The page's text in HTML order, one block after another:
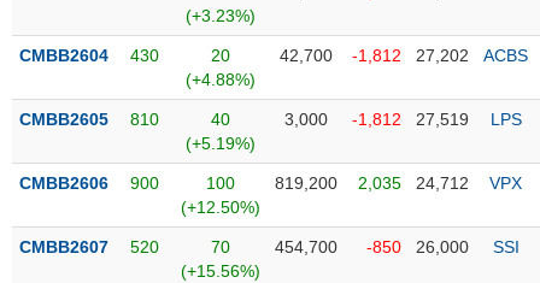
dõi
biệt
được
ký
Danh
(+3.23%)
CMBB2604 430
20
(+4.88%)
42,700 -1,812 27,202 ACBS
CMBB2605 810
40
(+5.19%)
3,000 -1,812 27,519 LPS
CMBB2606 900
100
(+12.50%)
819,200 2,035 24,712 VPX
CMBB2607 520
70
(+15.56%)
454,700 -850 26,000 SSI
CÔNG
CỤ
TƯ
DỮ
LIỆU